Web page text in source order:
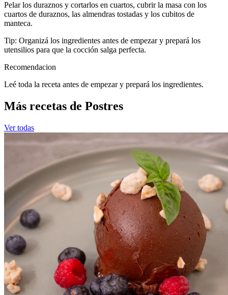
Pelar los duraznos y cortarlos en cuartos, cubrir la masa con los
cuartos de duraznos, las almendras tostadas y los cubitos de
manteca.
Tip: Organizá los ingredientes antes de empezar y prepará los
utensilios para que la cocción salga perfecta.
Recomendacion
Leé toda la receta antes de empezar y prepará los ingredientes.
Más recetas de Postres
Ver todas